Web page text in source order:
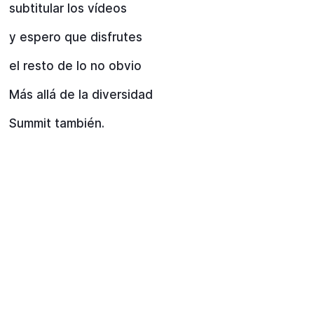
subtitular los vídeos
y espero que disfrutes
el resto de lo no obvio
Más allá de la diversidad
Summit también.